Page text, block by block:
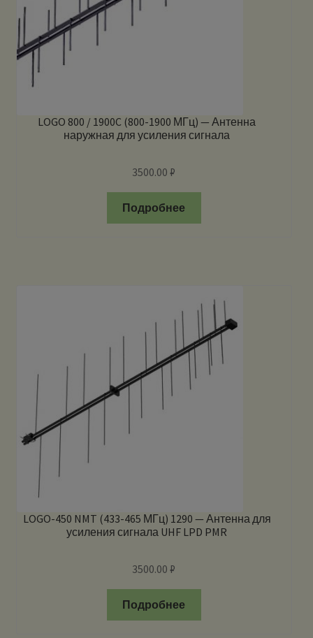
LOGO 800 / 1900C (800-1900 МГц) — Антенна
наружная для усиления сигнала
3500.00₽
Подробнее
LOGO-450 NMT (433-465 МГц) 1290 — Антенна для
усиления сигнала UHF LPD PMR
3500.00₽
Подробнее